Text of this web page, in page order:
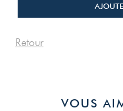
Retour
VOUS